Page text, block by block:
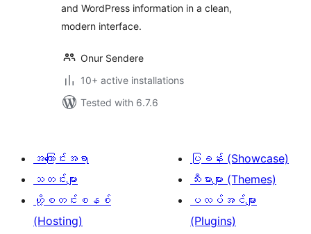
and WordPress information in a clean,
modern interface.
Onur Sendere
10+ active installations
Tested with 6.7.6
အကြောင်းအရာ
သတင်းများ
ဟို့စတင်းစနစ်
(Hosting)
ပြခန်း (Showcase)
သီးမားများ (Themes)
ပလပ်အင်များ
(Plugins)